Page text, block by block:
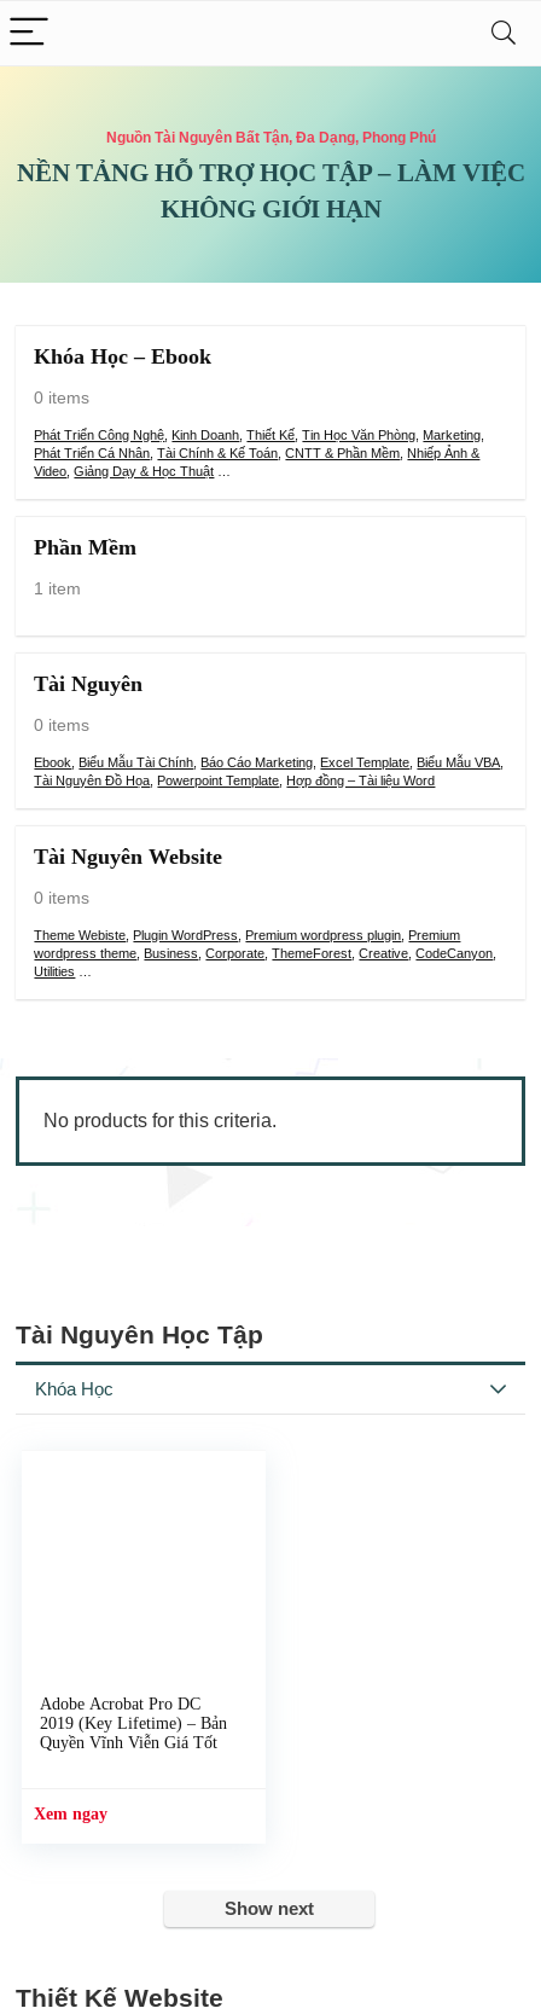
Nguồn Tài Nguyên Bất Tận, Đa Dạng, Phong Phú
NỀN TẢNG HỖ TRỢ HỌC TẬP – LÀM VIỆC
KHÔNG GIỚI HẠN
Khóa Học – Ebook
0 items
Phát Triển Công Nghệ Kinh Doanh ,Thiết Kế ,Tin Học Văn Phòng Marketing
Phát Triển Cá Nhân ,Tài Chính & Kế Toán ,CNTT & Phần Mềm Nhiếp Ảnh &
Video ,Giảng Dạy & Học Thuật
Phần Mềm
1 item
Tài Nguyên
0 items
Ebook Biểu Mẫu Tài Chính Báo Cáo Marketing Excel Template Biểu Mẫu VBA
Tài Nguyên Đồ Họa Powerpoint Template Hợp đồng – Tài liệu Word
Tài Nguyên Website
0 items
Theme Webiste Plugin WordPress Premium wordpress plugin Premium
wordpress theme Business ,Corporate ,ThemeForest ,Creative ,CodeCanyon
Utilities
No products for this criteria.
Tài Nguyên Học Tập
Khóa Học
Adobe Acrobat Pro DC
2019 (Key Lifetime) – Bản
Quyền Vĩnh Viễn Giá Tốt
Show next
Thiết Kế Website